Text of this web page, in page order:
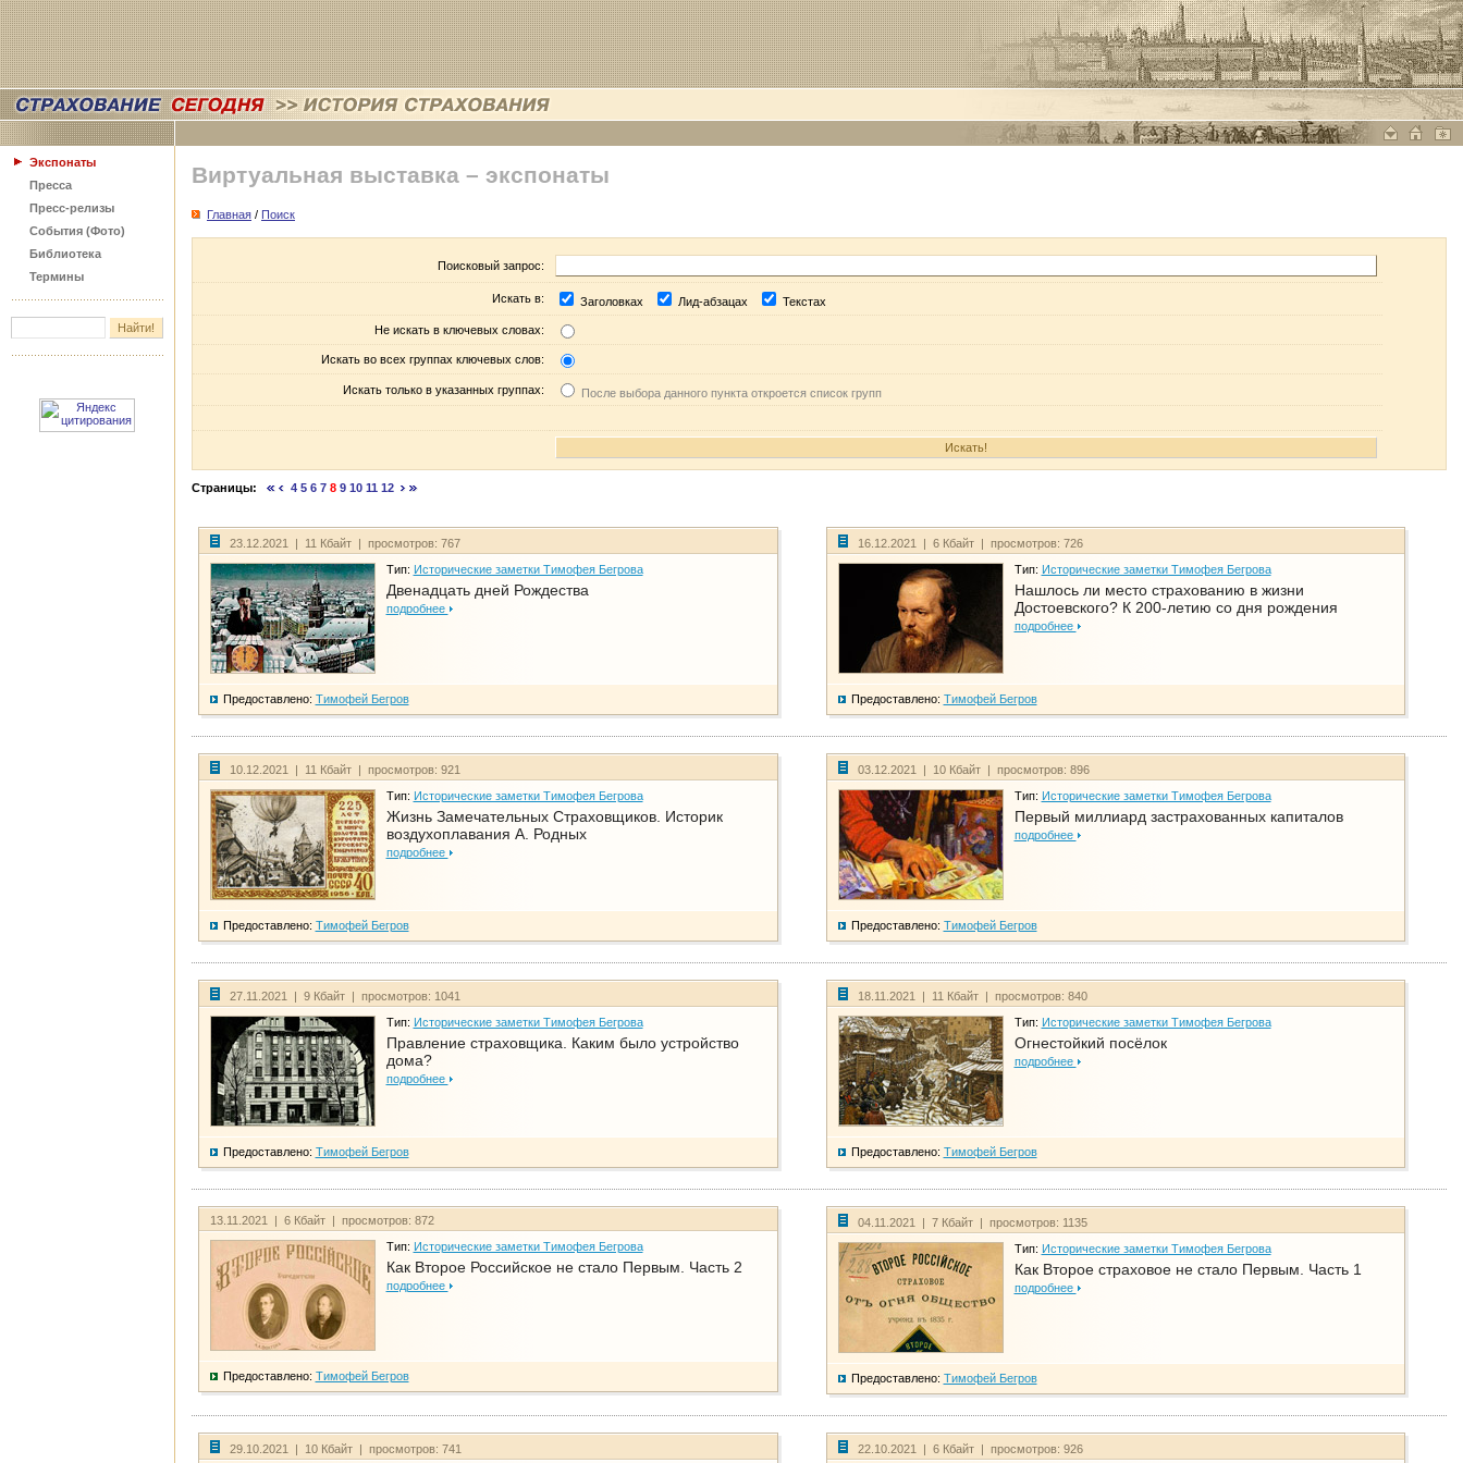
Экспонаты
Пресса
Пресс-релизы
События (Фото)
Библиотека
Термины
Виртуальная выставка – экспонаты
Главная / Поиск
Поисковый запрос:
Искать в: Заголовках Лид-абзацах Текстах
Не искать в ключевых словах:
Искать во всех группах ключевых слов:
Искать только в указанных группах: После выбора данного пункта откроется список групп
Страницы: 4 5 6 7 8 9 10 11 12
23.12.2021 | 11 Кбайт | просмотров: 767
Тип: Исторические заметки Тимофея Бегрова
Двенадцать дней Рождества
подробнее
Предоставлено: Тимофей Бегров
16.12.2021 | 6 Кбайт | просмотров: 726
Тип: Исторические заметки Тимофея Бегрова
Нашлось ли место страхованию в жизни
Достоевского? К 200-летию со дня рождения
подробнее
Предоставлено: Тимофей Бегров
10.12.2021 | 11 Кбайт | просмотров: 921
Тип: Исторические заметки Тимофея Бегрова
Жизнь Замечательных Страховщиков. Историк
воздухоплавания А. Родных
подробнее
Предоставлено: Тимофей Бегров
03.12.2021 | 10 Кбайт | просмотров: 896
Тип: Исторические заметки Тимофея Бегрова
Первый миллиард застрахованных капиталов
подробнее
Предоставлено: Тимофей Бегров
27.11.2021 | 9 Кбайт | просмотров: 1041
Тип: Исторические заметки Тимофея Бегрова
Правление страховщика. Каким было устройство
дома?
подробнее
Предоставлено: Тимофей Бегров
18.11.2021 | 11 Кбайт | просмотров: 840
Тип: Исторические заметки Тимофея Бегрова
Огнестойкий посёлок
подробнее
Предоставлено: Тимофей Бегров
13.11.2021 | 6 Кбайт | просмотров: 872
Тип: Исторические заметки Тимофея Бегрова
Как Второе Российское не стало Первым. Часть 2
подробнее
Предоставлено: Тимофей Бегров
04.11.2021 | 7 Кбайт | просмотров: 1135
Тип: Исторические заметки Тимофея Бегрова
Как Второе страховое не стало Первым. Часть 1
подробнее
Предоставлено: Тимофей Бегров
29.10.2021 | 10 Кбайт | просмотров: 741 22.10.2021 | 6 Кбайт | просмотров: 926